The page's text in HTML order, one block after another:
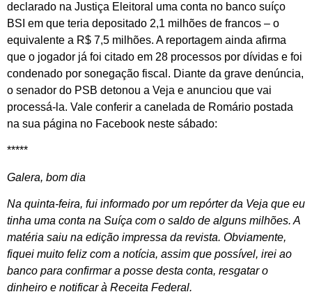
declarado na Justiça Eleitoral uma conta no banco suíço
BSI em que teria depositado 2,1 milhões de francos – o
equivalente a R$ 7,5 milhões. A reportagem ainda afirma
que o jogador já foi citado em 28 processos por dívidas e foi
condenado por sonegação fiscal. Diante da grave denúncia,
o senador do PSB detonou a Veja e anunciou que vai
processá-la. Vale conferir a canelada de Romário postada
na sua página no Facebook neste sábado:
*****
Galera, bom dia
Na quinta-feira, fui informado por um repórter da Veja que eu
tinha uma conta na Suíça com o saldo de alguns milhões. A
matéria saiu na edição impressa da revista. Obviamente,
fiquei muito feliz com a notícia, assim que possível, irei ao
banco para confirmar a posse desta conta, resgatar o
dinheiro e notificar à Receita Federal.